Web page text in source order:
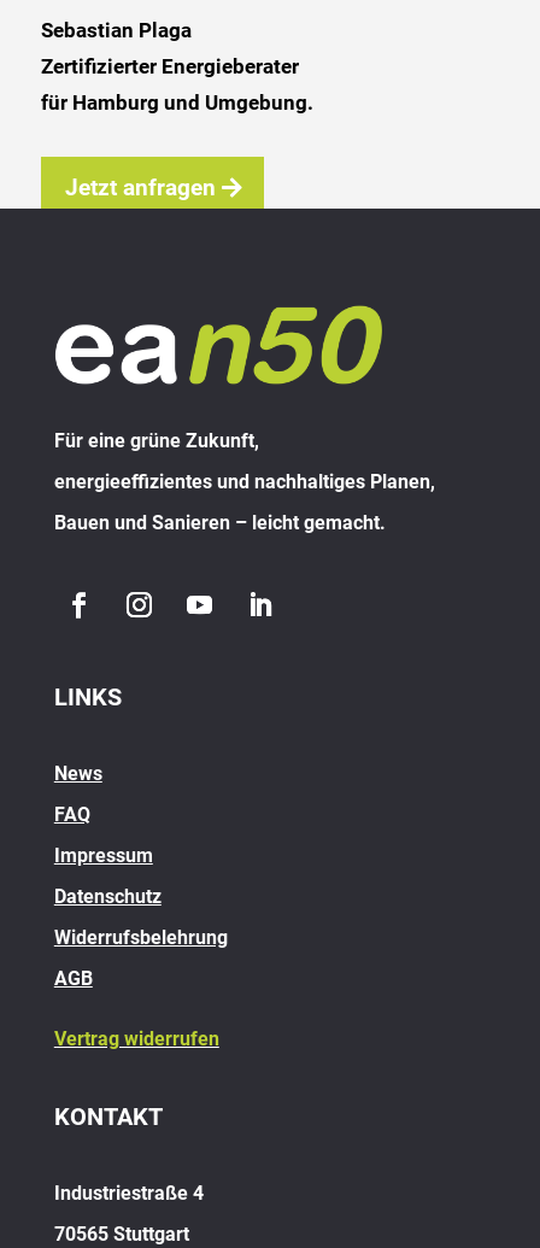
Sebastian Plaga
Zertifizierter Energieberater
für Hamburg und Umgebung.
Jetzt anfragen
Für eine grüne Zukunft,
energieeffizientes und nachhaltiges Planen,
Bauen und Sanieren – leicht gemacht.
LINKS
News
FAQ
Impressum
Datenschutz
Widerrufsbelehrung
AGB
Vertrag widerrufen
KONTAKT
Industriestraße 4
70565 Stuttgart